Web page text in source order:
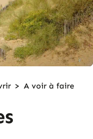
> A voir à faire